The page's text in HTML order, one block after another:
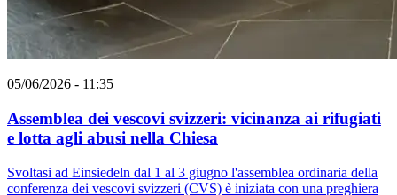
05/06/2026 - 11:35
Assemblea dei vescovi svizzeri: vicinanza ai rifugiati
e lotta agli abusi nella Chiesa
Svoltasi ad Einsiedeln dal 1 al 3 giugno l'assemblea ordinaria della
conferenza dei vescovi svizzeri (CVS) è iniziata con una preghiera